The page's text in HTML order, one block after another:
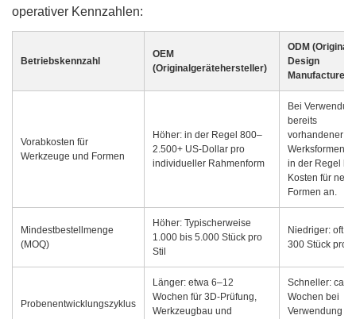
operativer Kennzahlen:
Betriebskennzahl
OEM
(Originalgerätehersteller)
ODM (Original
Design
Manufacturer)
Vorabkosten für
Werkzeuge und Formen
Höher: in der Regel 800–
2.500+ US-Dollar pro
individueller Rahmenform
Bei
bereits
vorhandener
Werksformen
in der Regel
Kosten für neue
Formen an.
Mindestbestellmenge
(MOQ)
Höher: Typischerweise
1.000 bis 5.000 Stück pro
Stil
Niedriger: oft
300 Stück pro
Probenentwicklungszyklus
Länger: etwa 6–12
Wochen für 3D-Prüfung,
Werkzeugbau und
Schneller: ca.
Wochen bei
Verwendung